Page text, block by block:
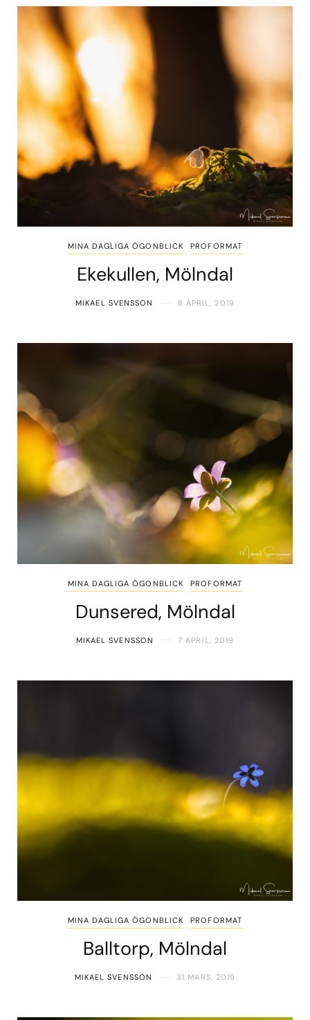
MINA DAGLIGA ÖGONBLICK PROFORMAT
Ekekullen, Mölndal
MIKAEL SVENSSON 8 APRIL, 2019
MINA DAGLIGA ÖGONBLICK PROFORMAT
Dunsered, Mölndal
MIKAEL SVENSSON 7 APRIL, 2019
MINA DAGLIGA ÖGONBLICK PROFORMAT
Balltorp, Mölndal
MIKAEL SVENSSON 31 MARS, 2019